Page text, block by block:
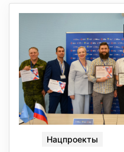
Нацпроекты